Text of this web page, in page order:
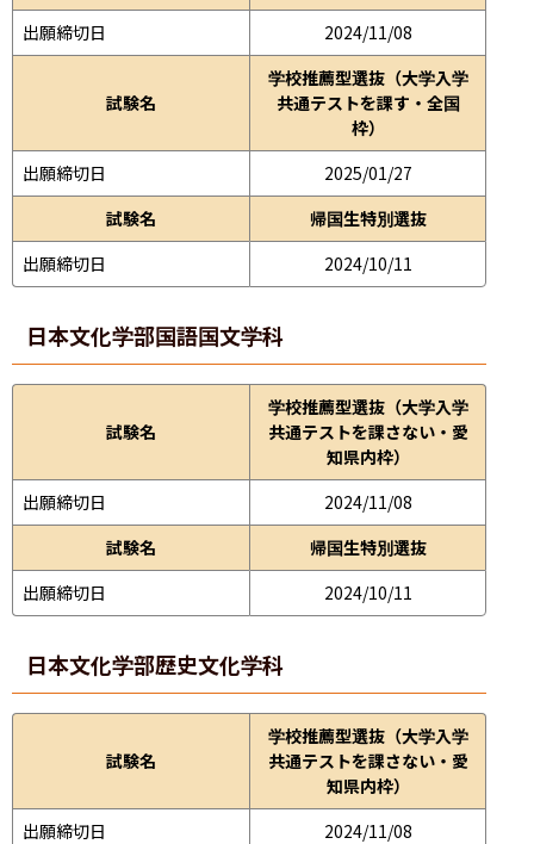
出願締切日
2024/11/08
試験名
学校推薦型選抜（大学入学
共通テストを課す・全国
枠）
出願締切日
2025/01/27
試験名
帰国生特別選抜
出願締切日
2024/10/11
日本文化学部国語国文学科
試験名
学校推薦型選抜（大学入学
共通テストを課さない・愛
知県内枠）
出願締切日
2024/11/08
試験名
帰国生特別選抜
出願締切日
2024/10/11
日本文化学部歴史文化学科
試験名
学校推薦型選抜（大学入学
共通テストを課さない・愛
知県内枠）
出願締切日
2024/11/08